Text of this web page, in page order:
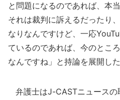
と問題になるのであれば、本
それは裁判に訴えるだったり
なりなんですけど、一応
ているのであれば、今のとこ
なんですね」と持論を展開した
弁護士はJ-CASTニュースの